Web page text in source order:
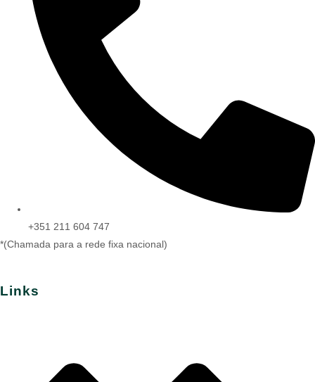
+351 211 604 747
*(Chamada para a rede fixa nacional)
Links